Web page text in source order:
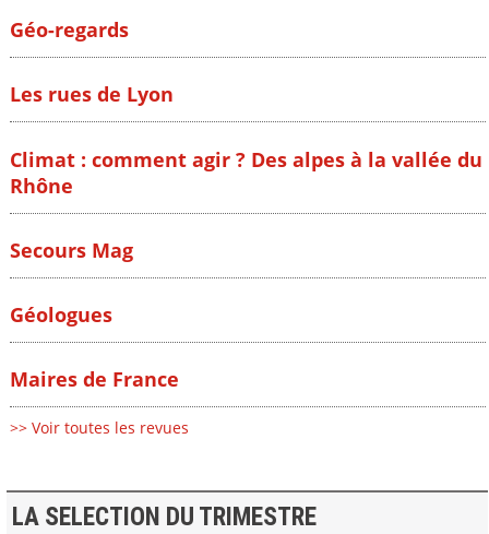
Géo-regards
Les rues de Lyon
Climat : comment agir ? Des alpes à la vallée du
Rhône
Secours Mag
Géologues
Maires de France
>> Voir toutes les revues
LA SELECTION DU TRIMESTRE